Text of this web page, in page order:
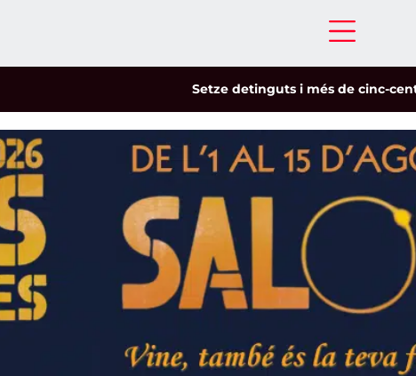
Setze detinguts i més de cinc-cents